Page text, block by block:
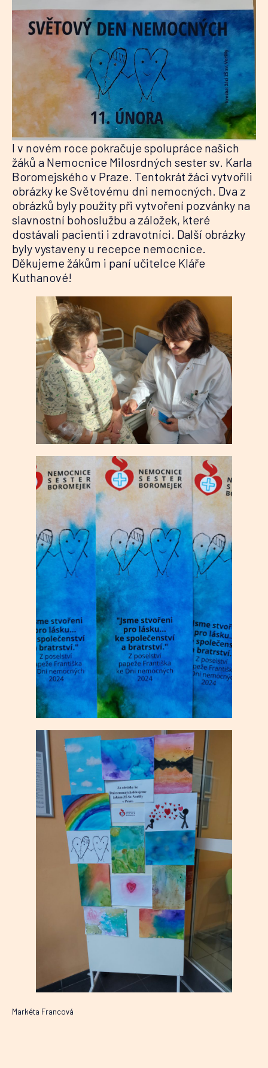
I v novém roce pokračuje spolupráce našich
žáků a Nemocnice Milosrdných sester sv. Karla
Boromejského v Praze. Tentokrát žáci vytvořili
obrázky ke Světovému dni nemocných. Dva z
obrázků byly použity při vytvoření pozvánky na
slavnostní bohoslužbu a záložek, které
dostávali pacienti i zdravotníci. Další obrázky
byly vystaveny u recepce nemocnice.
Děkujeme žákům i paní učitelce Kláře
Kuthanové!
Markéta Francová